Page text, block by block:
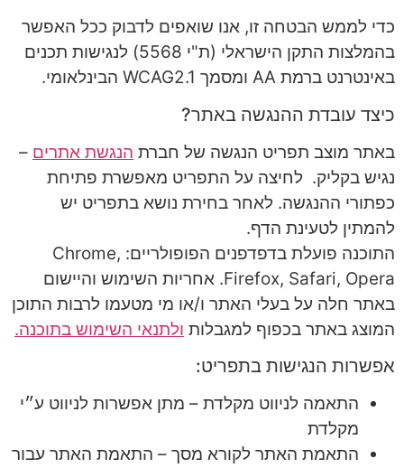
כדי לממש הבטחה זו, אנו שואפים לדבוק ככל האפשר
בהמלצות התקן הישראלי (ת"י 5568) לנגישות תכנים
באינטרנט ברמת AA ומסמך WCAG2.1 הבינלאומי.
כיצד עובדת ההנגשה באתר?
באתר מוצב תפריט הנגשה של חברת הנגשת אתרים –
נגיש בקליק. לחיצה על התפריט מאפשרת פתיחת
כפתורי ההנגשה. לאחר בחירת נושא בתפריט יש
להמתין לטעינת הדף.
התוכנה פועלת בדפדפנים הפופולריים: Chrome,
Firefox, Safari, Opera. אחריות השימוש והיישום
באתר חלה על בעלי האתר ו/או מי מטעמו לרבות התוכן
המוצג באתר בכפוף למגבלות ולתנאי השימוש בתוכנה.
אפשרות הנגישות בתפריט:
התאמה לניווט מקלדת – מתן אפשרות לניווט ע״י
מקלדת
התאמת האתר לקורא מסך – התאמת האתר עבור